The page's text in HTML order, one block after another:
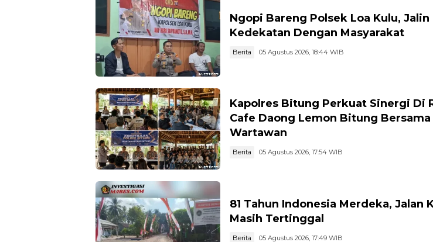
Ngopi Bareng Polsek Loa Kulu, Jalin
Kedekatan Dengan Masyarakat
Berita 05 Agustus 2026, 18:44 WIB
Kapolres Bitung Perkuat Sinergi Di
Cafe Daong Lemon Bitung Bersama
Wartawan
Berita 05 Agustus 2026, 17:54 WIB
81 Tahun Indonesia Merdeka, Jalan
Masih Tertinggal
Berita 05 Agustus 2026, 17:49 WIB